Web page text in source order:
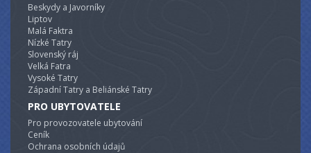
Beskydy a Javorníky
Liptov
Malá Faktra
Nízké Tatry
Slovenský ráj
Velká Fatra
Vysoké Tatry
Západní Tatry a Beliánské Tatry
PRO UBYTOVATELE
Pro provozovatele ubytování
Ceník
Ochrana osobních údajů